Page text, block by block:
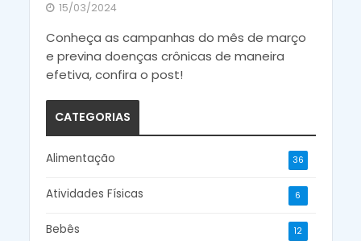
15/03/2024
Conheça as campanhas do mês de março
e previna doenças crônicas de maneira
efetiva, confira o post!
CATEGORIAS
Alimentação 36
Atividades Físicas 6
Bebês 12